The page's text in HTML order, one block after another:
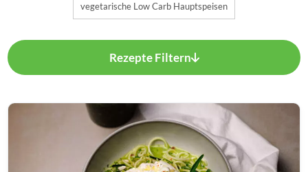
vegetarische Low Carb Hauptspeisen
Rezepte Filtern